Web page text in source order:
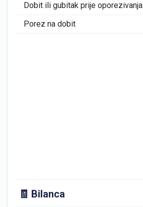
Dobit ili gubitak prije oporezivanja
Porez na dobit
🧾 Bilanca